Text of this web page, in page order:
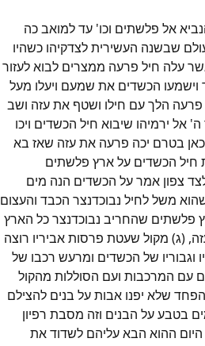
אל פלשתים וכו' עד למואב כה
שבשנה העשירית לצדקיהו כשהיו
עלה חיל פרעה ממצרים לבוא לעזור
וישמעו הכשדים את שמעם ויעלו מעל
פרעה הלך עם חילו ושטף את עזה ושב
אל ירמיהו שיבוא חיל הכשדים ויכו
בטרם יכה פרעה את עזה שאז בא
חיל הכשדים על ארץ פלשתים
צפון אמר על הכשדים הנה מים
משל לחיל נבוכדנצר הכבד והעצום
פלשתים שהחריב נבוכדנצר כל הארץ
(ג) מקול שעטת פרסות אביריו רוצה
וגבוריו של הכשדים ומרעש רכבו של
עם המרכבות ועם הסוללות מהקול
שלא יפנו אבות על בנים להצילם
בטבע על הבנים וזה מסבת רפיון
ההוא הבא עליהם לשדוד את